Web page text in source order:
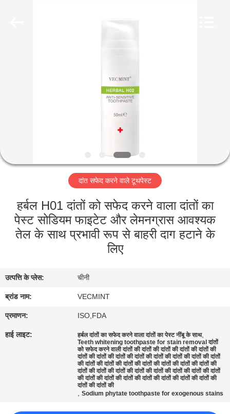
हमारे
बारे
कारखाना
भ्रमण
गुणवत्ता
संपर्क
करें
दांत सफेद करने वाले टूथपेस्ट
हर्बल H01 दांतों को सफेद करने वाला दांतों का
पेस्ट सोडियम फाइटेट और लेमनग्रास आवश्यक
तेल के साथ प्रभावी रूप से बाहरी दाग हटाने के
लिए
उत्पत्ति के प्लेस: चीनी
ब्रांड नाम: VECMINT
प्रमाणन: ISO,FDA
हाई लाइट: हर्बल दांतों का सफेद करने वाला दांतों का पेस्ट नींबू के साथ,
Teeth whitening toothpaste for stain removal दांतों
को सफेद करने वाली दांतों की दांतों की दांतों की दांतों की दांतों की
दांतों की दांतों की दांतों की दांतों की दांतों की दांतों की दांतों की दांतों
की दांतों की दांतों की दांतों की दांतों की दांतों की दांतों की दांतों की
दांतों की दांतों की दांतों की दांतों की दांतों की दांतों की दांतों की दांतों
की दांतों की दांतों की दांतों की दांतों की दांतों की दांतों की दांतों की
दांतों की दांतों की
,Sodium phytate toothpaste for exogenous stains